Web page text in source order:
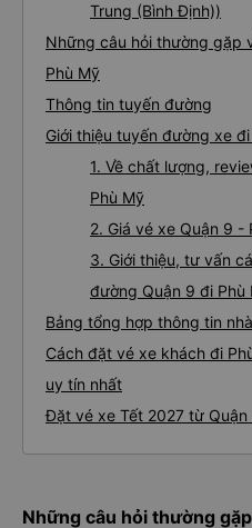
Trung (Bình Định))
Những câu hỏi thường gặp
Phù Mỹ
Thông tin tuyến đường
Giới thiệu tuyến đường xe
1. Về chất lượng,
Phù Mỹ
2. Giá vé xe Quận 9 -
3. Giới thiệu, tư vấn
đường Quận 9 đi Phù
Bảng tổng hợp thông tin
Cách đặt vé xe khách đi
uy tín nhất
Đặt vé xe Tết 2027 từ Quận
Những câu hỏi thường